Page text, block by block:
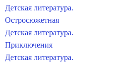
Детская литература.
Остросюжетная
Детская литература.
Приключения
Детская литература.